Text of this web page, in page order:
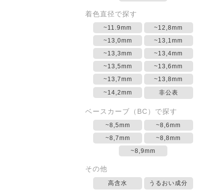
着色直径で探す
~11.9mm
~12,8mm
~13,0mm
~13,1mm
~13,3mm
~13,4mm
~13,5mm
~13,6mm
~13,7mm
~13,8mm
~14,2mm
非公表
ベースカーブ（BC）で探す
~8,5mm
~8,6mm
~8,7mm
~8,8mm
~8,9mm
その他
高含水 うるおい成分